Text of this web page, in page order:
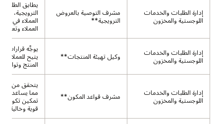
إدارة الطلبات والخدمات
اللوجستية والمخزون
مشرف التوصية بالعروض
الترويجية**
يطابق
الترويجية،
العملاء في
العملاء وتعزيز
إدارة الطلبات والخدمات
اللوجستية والمخزون
وكيل تهيئة المنتجات**
يوجِّه قرارات
يتيح للعملاء
المنتج وتوافقه.
إدارة الطلبات والخدمات
اللوجستية والمخزون
مشرف قواعد المكون**
يتحقق من
مما يساعد
تمكين
قوية وخالية